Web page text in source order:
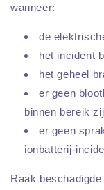
wanneer:
de
het incident
het geheel
er geen
binnen bereik
er geen
ionbatterij-
Raak